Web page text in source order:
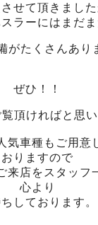
せて頂きまし
ラーにはまだ
がたくさんあり
ぜひ！！
頂ければと思
気車種もご用意
おりますので
来店をスタッフ
心より
しております。